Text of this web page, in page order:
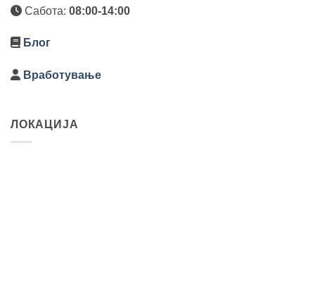
Сабота: 08:00-14:00
Блог
Вработување
ЛОКАЦИЈА